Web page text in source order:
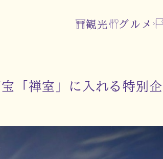
観光 グルメ
「禅室」に入れる特別企